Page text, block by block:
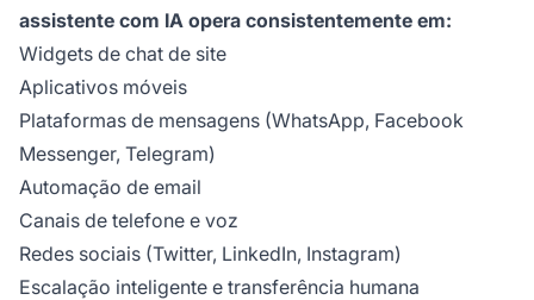
assistente com IA opera consistentemente em:
Widgets de chat de site
Aplicativos móveis
Plataformas de mensagens (WhatsApp, Facebook
Messenger, Telegram)
Automação de email
Canais de telefone e voz
Redes sociais (Twitter, LinkedIn, Instagram)
Escalação inteligente e transferência humana